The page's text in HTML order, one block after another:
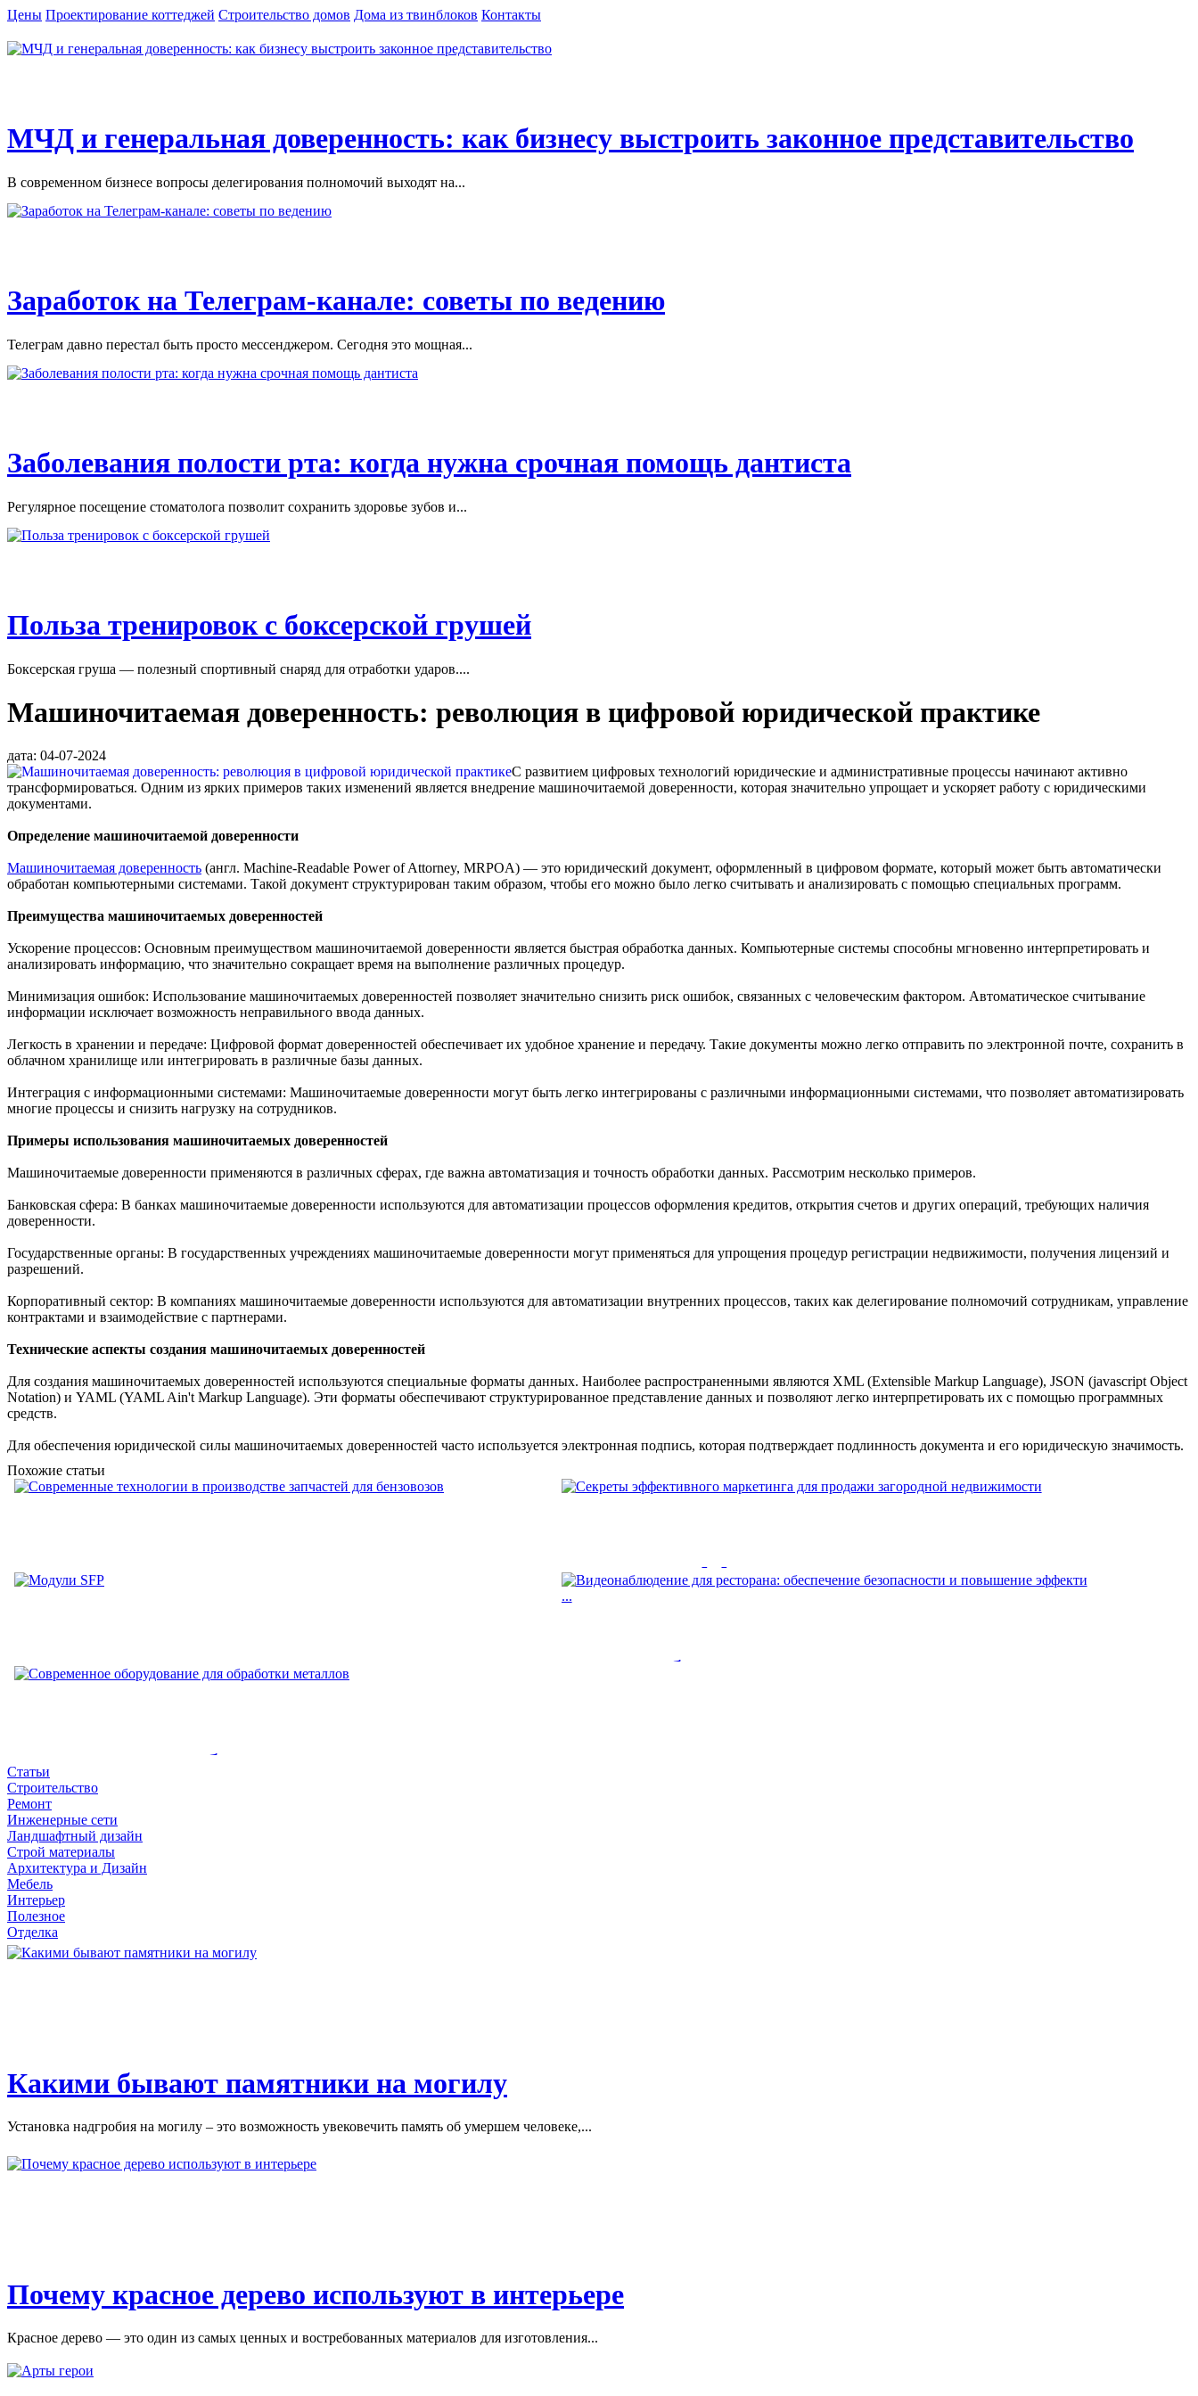
Цены Проектирование коттеджей Строительство домов Дома из твинблоков Контакты
МЧД и генеральная доверенность: как бизнесу выстроить законное представительство
В современном бизнесе вопросы делегирования полномочий выходят на...
Заработок на Телеграм-канале: советы по ведению
Телеграм давно перестал быть просто мессенджером. Сегодня это мощная...
Заболевания полости рта: когда нужна срочная помощь дантиста
Регулярное посещение стоматолога позволит сохранить здоровье зубов и...
Польза тренировок с боксерской грушей
Боксерская груша — полезный спортивный снаряд для отработки ударов....
Машиночитаемая доверенность: революция в цифровой юридической практике
дата: 04-07-2024
С развитием цифровых технологий юридические и административные процессы начинают активно
трансформироваться. Одним из ярких примеров таких изменений является внедрение машиночитаемой доверенности, которая значительно упрощает и ускоряет работу с юридическими
документами.
Определение машиночитаемой доверенности
Машиночитаемая доверенность (англ. Machine-Readable Power of Attorney, MRPOA) — это юридический документ, оформленный в цифровом формате, который может быть автоматически
обработан компьютерными системами. Такой документ структурирован таким образом, чтобы его можно было легко считывать и анализировать с помощью специальных программ.
Преимущества машиночитаемых доверенностей
Ускорение процессов: Основным преимуществом машиночитаемой доверенности является быстрая обработка данных. Компьютерные системы способны мгновенно интерпретировать и
анализировать информацию, что значительно сокращает время на выполнение различных процедур.
Минимизация ошибок: Использование машиночитаемых доверенностей позволяет значительно снизить риск ошибок, связанных с человеческим фактором. Автоматическое считывание
информации исключает возможность неправильного ввода данных.
Легкость в хранении и передаче: Цифровой формат доверенностей обеспечивает их удобное хранение и передачу. Такие документы можно легко отправить по электронной почте, сохранить в
облачном хранилище или интегрировать в различные базы данных.
Интеграция с информационными системами: Машиночитаемые доверенности могут быть легко интегрированы с различными информационными системами, что позволяет автоматизировать
многие процессы и снизить нагрузку на сотрудников.
Примеры использования машиночитаемых доверенностей
Машиночитаемые доверенности применяются в различных сферах, где важна автоматизация и точность обработки данных. Рассмотрим несколько примеров.
Банковская сфера: В банках машиночитаемые доверенности используются для автоматизации процессов оформления кредитов, открытия счетов и других операций, требующих наличия
доверенности.
Государственные органы: В государственных учреждениях машиночитаемые доверенности могут применяться для упрощения процедур регистрации недвижимости, получения лицензий и
разрешений.
Корпоративный сектор: В компаниях машиночитаемые доверенности используются для автоматизации внутренних процессов, таких как делегирование полномочий сотрудникам, управление
контрактами и взаимодействие с партнерами.
Технические аспекты создания машиночитаемых доверенностей
Для создания машиночитаемых доверенностей используются специальные форматы данных. Наиболее распространенными являются XML (Extensible Markup Language), JSON (javascript Object
Notation) и YAML (YAML Ain't Markup Language). Эти форматы обеспечивают структурированное представление данных и позволяют легко интерпретировать их с помощью программных
средств.
Для обеспечения юридической силы машиночитаемых доверенностей часто используется электронная подпись, которая подтверждает подлинность документа и его юридическую значимость.
Похожие статьи
Современные технологии в производстве
топлива,...
Секреты эффективного маркетинга для
продажи загородной недвижимости
Модули SFP
Видеонаблюдение для ресторана:
Современное оборудование для
обработки металлов
Как с помощью станка увеличить производительность и оптимизировать
производственные...
Статьи
Строительство
Ремонт
Инженерные сети
Ландшафтный дизайн
Строй материалы
Архитектура и Дизайн
Мебель
Интерьер
Полезное
Отделка
Какими бывают памятники на могилу
Установка надгробия на могилу – это возможность увековечить память об умершем человеке,...
Почему красное дерево используют в интерьере
Красное дерево — это один из самых ценных и востребованных материалов для изготовления...